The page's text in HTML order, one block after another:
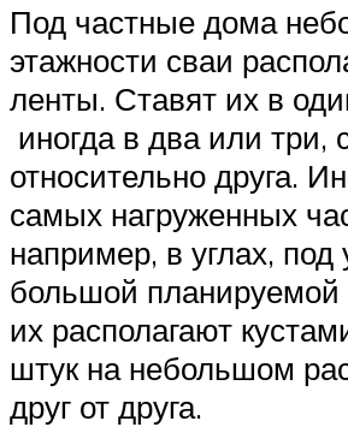
Под частные дома
этажности сваи
ленты. Ставят их в
иногда в два или три,
относительно друга.
самых нагруженных
например, в углах, под
большой планируемой
их располагают
штук на небольшом
друг от друга.